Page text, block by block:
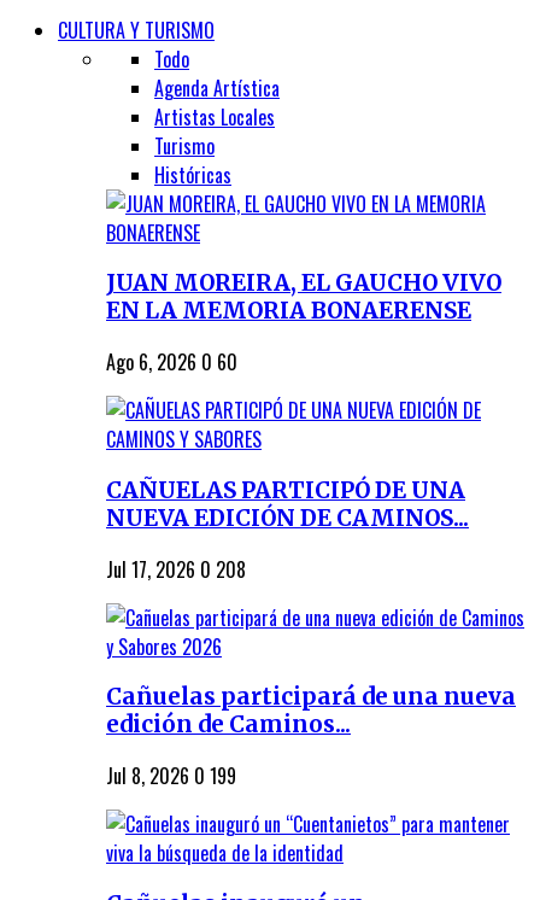
CULTURA Y TURISMO
Todo
Agenda Artística
Artistas Locales
Turismo
Históricas
JUAN MOREIRA, EL GAUCHO VIVO
EN LA MEMORIA BONAERENSE
Ago 6, 2026 0 60
CAÑUELAS PARTICIPÓ DE UNA
NUEVA EDICIÓN DE CAMINOS...
Jul 17, 2026 0 208
Cañuelas participará de una nueva
edición de Caminos...
Jul 8, 2026 0 199